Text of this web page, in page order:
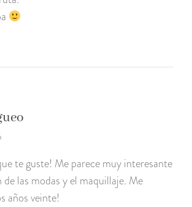
te guste! Me parece muy interesante
de las modas y el maquillaje. Me
años veinte!